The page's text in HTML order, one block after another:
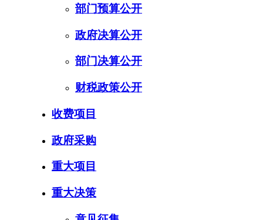
部门预算公开
政府决算公开
部门决算公开
财税政策公开
收费项目
政府采购
重大项目
重大决策